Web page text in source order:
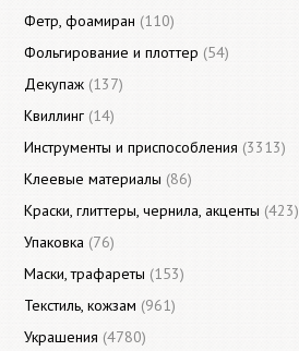
Фетр, фоамиран (110)
Фольгирование и плоттер (54)
Декупаж (137)
Квиллинг (14)
Инструменты и приспособления (3313)
Клеевые материалы (86)
Краски, глиттеры, чернила, акценты (423)
Упаковка (76)
Маски, трафареты (153)
Текстиль, кожзам (961)
Украшения (4780)